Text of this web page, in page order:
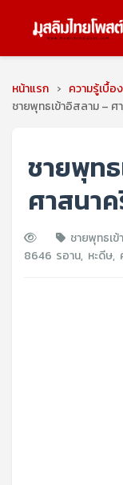
หน้าแรก › ความรู้เบื้อ
ชายพุทธเข้าอิสลาม –
ชายพุท
ศาสนา
8646
ชายพุทธเ
รอาน, หะดีษ,